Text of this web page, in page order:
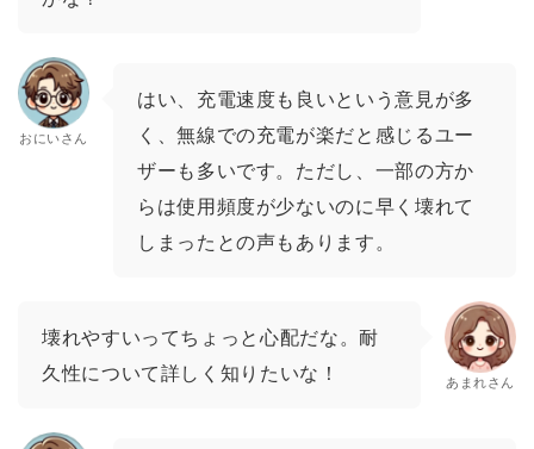
おにいさん
はい、充電速度も良いという意見が多
く、無線での充電が楽だと感じるユー
ザーも多いです。ただし、一部の方か
らは使用頻度が少ないのに早く壊れて
しまったとの声もあります。
壊れやすいってちょっと心配だな。耐
久性について詳しく知りたいな！
あまれさん